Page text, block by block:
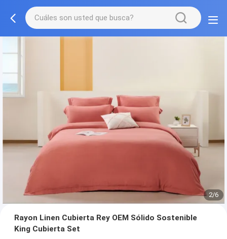
2/6
Rayon Linen Cubierta Rey OEM Sólido Sostenible
King Cubierta Set